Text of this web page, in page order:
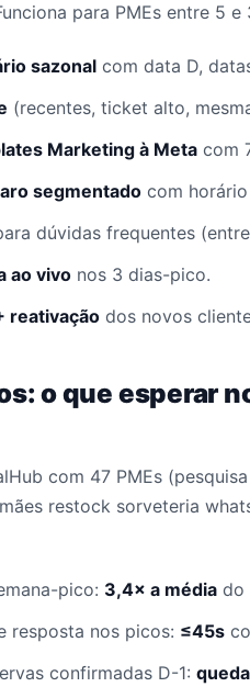
para PMEs entre 5 e
sazonal com data D,
(recentes, ticket alto,
Marketing à Meta com
segmentado com
dúvidas frequentes
ao vivo nos 3 dias-pico.
reativação dos novos
o que esperar
com 47 PMEs
restock sorveteria
pico: 3,4× a média do
resposta nos picos: ≤45s
confirmadas D-1: